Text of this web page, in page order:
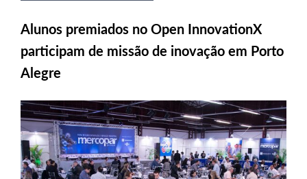
Alunos premiados no Open InnovationX
participam de missão de inovação em Porto
Alegre